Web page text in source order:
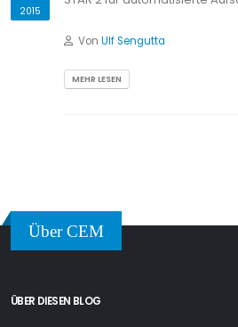
2015
Von Ulf Sengutta
MEHR LESEN
Über CEM
ÜBER DIESEN BLOG